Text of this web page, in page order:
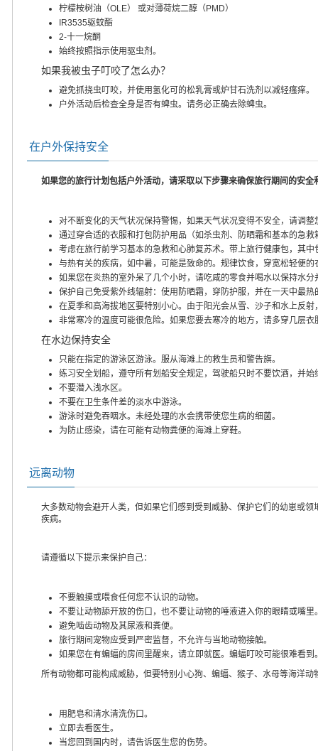
柠檬桉树油（OLE） 或对薄荷烷二醇（PMD）
IR3535驱蚊酯
2-十一烷酮
始终按照指示使用驱虫剂。
如果我被虫子叮咬了怎么办？
避免抓挠虫叮咬，并使用氢化可的松乳膏或炉甘石洗剂以减轻瘙痒。
户外活动后检查全身是否有蜱虫。请务必正确去除蜱虫。
在户外保持安全
如果您的旅行计划包括户外活动，请采取以下步骤来确保旅行期间的安全
对不断变化的天气状况保持警惕，如果天气状况变得不安全，请调整
通过穿合适的衣服和打包防护用品（如杀虫剂、防晒霜和基本的急救
考虑在旅行前学习基本的急救和心肺复苏术。带上旅行健康包，其
与热有关的疾病，如中暑，可能是致命的。规律饮食，穿宽松轻便
如果您在炎热的室外呆了几个小时，请吃咸的零食并喝水以保持水
保护自己免受紫外线辐射：使用防晒霜，穿防护服，并在一天中最热
在夏季和高海拔地区要特别小心。由于阳光会从雪、沙子和水上反
非常寒冷的温度可能很危险。如果您要去寒冷的地方，请多穿几层
在水边保持安全
只能在指定的游泳区游泳。服从海滩上的救生员和警告旗。
练习安全划船，遵守所有划船安全规定，驾驶船只时不要饮酒，并始
不要潜入浅水区。
不要在卫生条件差的淡水中游泳。
游泳时避免吞咽水。未经处理的水会携带使您生病的细菌。
为防止感染，请在可能有动物粪便的海滩上穿鞋。
远离动物
大多数动物会避开人类，但如果它们感到受到威胁、保护它们的幼崽或
疾病。
请遵循以下提示来保护自己：
不要触摸或喂食任何您不认识的动物。
不要让动物舔开放的伤口，也不要让动物的唾液进入你的眼睛或嘴里
避免啮齿动物及其尿液和粪便。
旅行期间宠物应受到严密监督，不允许与当地动物接触。
如果您在有蝙蝠的房间里醒来，请立即就医。蝙蝠叮咬可能很难看到
所有动物都可能构成威胁，但要特别小心狗、蝙蝠、猴子、水母等海洋
用肥皂和清水清洗伤口。
立即去看医生。
当您回到国内时，请告诉医生您的伤势。